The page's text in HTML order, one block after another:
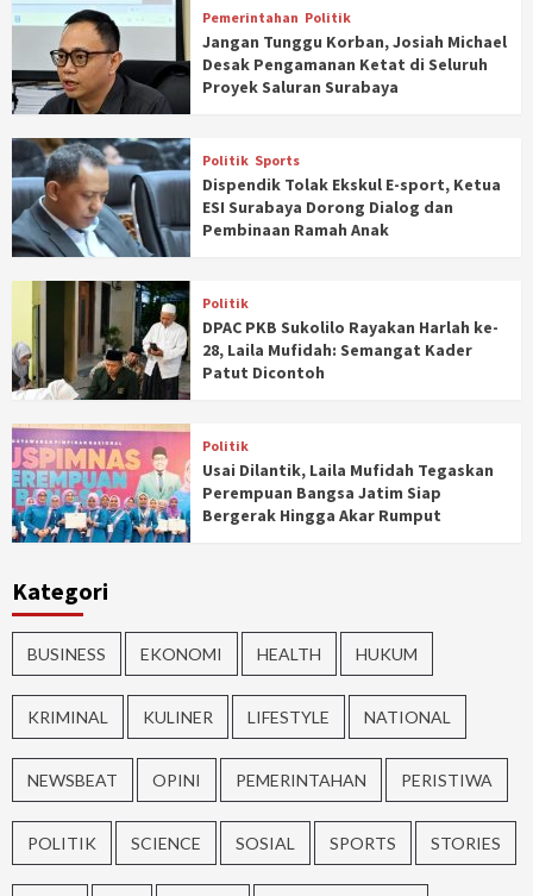
Pemerintahan Politik
Jangan Tunggu Korban, Josiah Michael
Desak Pengamanan Ketat di Seluruh
Proyek Saluran Surabaya
Politik Sports
Dispendik Tolak Ekskul E-sport, Ketua
ESI Surabaya Dorong Dialog dan
Pembinaan Ramah Anak
Politik
DPAC PKB Sukolilo Rayakan Harlah ke-
28, Laila Mufidah: Semangat Kader
Patut Dicontoh
Politik
Usai Dilantik, Laila Mufidah Tegaskan
Perempuan Bangsa Jatim Siap
Bergerak Hingga Akar Rumput
Kategori
BUSINESS EKONOMI HEALTH HUKUM
KRIMINAL KULINER LIFESTYLE NATIONAL
NEWSBEAT OPINI PEMERINTAHAN PERISTIWA
POLITIK SCIENCE SOSIAL SPORTS STORIES